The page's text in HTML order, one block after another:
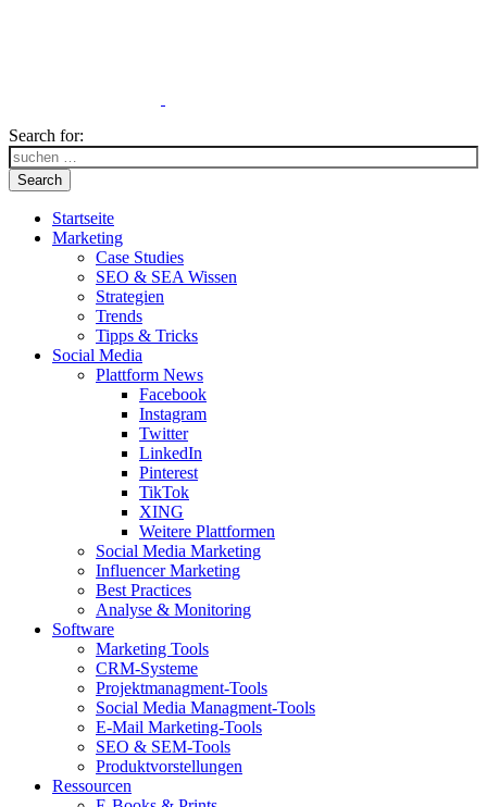
Search for:
Search
Startseite
Marketing
Case Studies
SEO & SEA Wissen
Strategien
Trends
Tipps & Tricks
Social Media
Plattform News
Facebook
Instagram
Twitter
LinkedIn
Pinterest
TikTok
XING
Weitere Plattformen
Social Media Marketing
Influencer Marketing
Best Practices
Analyse & Monitoring
Software
Marketing Tools
CRM-Systeme
Projektmanagment-Tools
Social Media Managment-Tools
E-Mail Marketing-Tools
SEO & SEM-Tools
Produktvorstellungen
Ressourcen